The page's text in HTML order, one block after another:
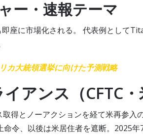
ー・速報テーマ
座に市場化される。 代表例として
カ大統領選挙に向けた予測戦略
アンス（CFTC・
得とノーアクションを経て米再参入
令、以後は米居住者を遮断。2025年